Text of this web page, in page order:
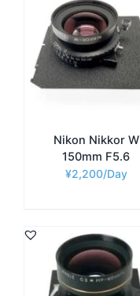
Nikon Nikkor W
150mm F5.6
¥2,200